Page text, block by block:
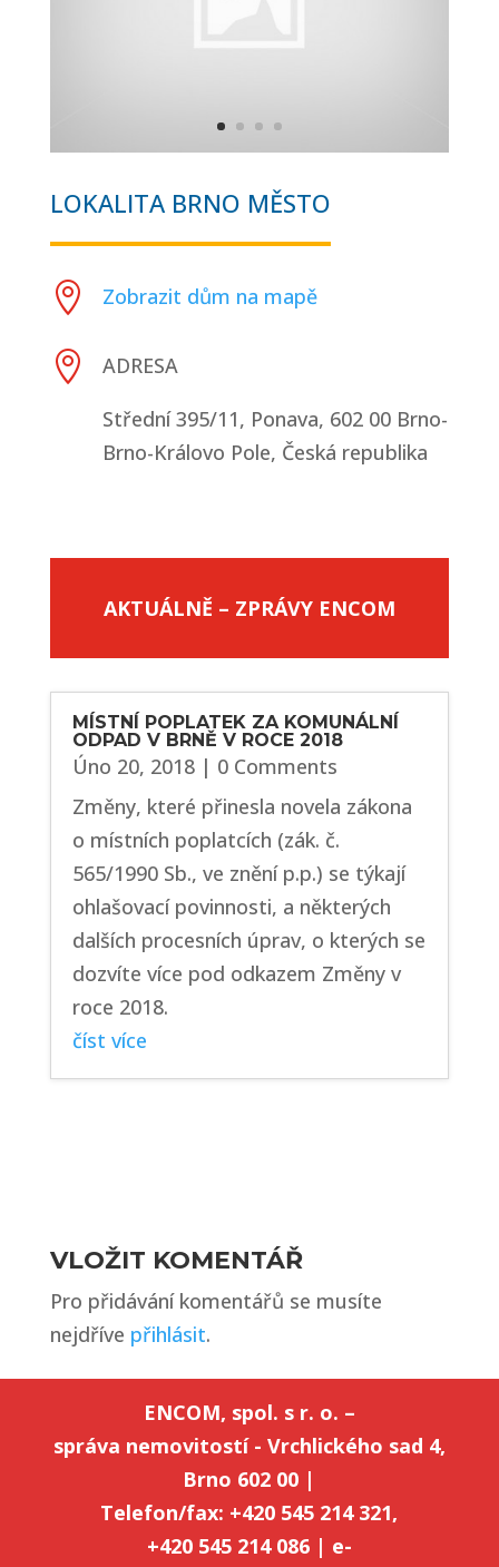
LOKALITA BRNO MĚSTO
 Zobrazit dům na mapě

ADRESA
Střední 395/11, Ponava, 602 00 Brno-
Brno-Královo Pole, Česká republika
AKTUÁLNĚ – ZPRÁVY ENCOM
MÍSTNÍ POPLATEK ZA KOMUNÁLNÍ
ODPAD V BRNĚ V ROCE 2018
Úno 20, 2018| 0 Comments
Změny, které přinesla novela zákona
o místních poplatcích (zák. č.
565/1990 Sb., ve znění p.p.) se týkají
ohlašovací povinnosti, a některých
dalších procesních úprav, o kterých se
dozvíte více pod odkazem Změny v
roce 2018.
číst více
VLOŽIT KOMENTÁŘ
Pro přidávání komentářů se musíte
nejdříve přihlásit.
ENCOM, spol. s r. o. –
správa nemovitostí - Vrchlického sad 4,
Brno 602 00 |
Telefon/fax: +420 545 214 321,
+420 545 214 086 | e-